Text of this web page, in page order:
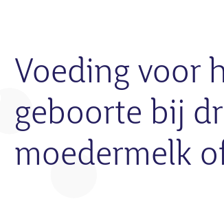
Voeding voor
geboorte bij
moedermelk